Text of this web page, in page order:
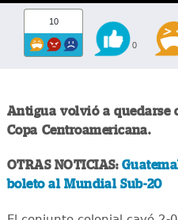
10
0
Antigua volvió a quedarse
Copa Centroamericana.
OTRAS NOTICIAS:
boleto al Mundial Sub-20